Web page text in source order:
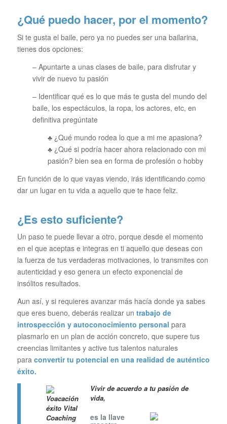
¿Qué puedo hacer, por el momento?
Si te gusta el baile, pero ya no puedes ser una bailarina,
tienes dos opciones:
– Apuntarte a unas clases de baile, para disfrutar y
vivir de nuevo tu pasión
– Identificar qué es lo que más te gusta del mundo del
baile, los espectáculos, la ropa, los actores, etc, en
definitiva pregúntate
♣ ¿Qué mundo rodea lo que a mi me apasiona?
♣ ¿Qué si podría hacer ahora relacionado con mi
pasión? bien sea en forma de profesión o hobby
En función de lo que vayas viendo, irás identificando como
dar un lugar en tu vida a aquello que te hace feliz.
¿Es esto suficiente?
Un paso te puede llevar a otro, porque desde el momento
en el que aceptas e integras en ti aquello que deseas con
la fuerza de tus verdaderas motivaciones, lo transmites con
autenticidad y eso genera un efecto exponencial de
insólitos resultados.
Aun así, y si requieres avanzar más hacía donde ya sabes
que eres bueno, deberás realizar un trabajo de
introspección y autoconocimiento personal para
plasmarlo en un plan de acción concreto, que supere tus
creencias limitantes y active tus talentos naturales
para convertir tu potencial en una realidad de auténtico
éxito.
Vivir de acuerdo a tu pasión de
vida,
es la llave